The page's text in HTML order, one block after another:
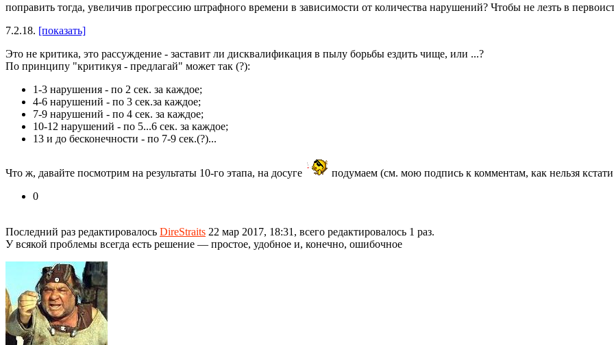
поправить тогда, увеличив прогрессию штрафного времени в зависимости от количества нарушений? Чтобы не лезть в
7.2.18. [показать]
Это не критика, это рассуждение - заставит ли дисквалификация в пылу борьбы ездить чище, или ...?
По принципу "критикуя - предлагай" может так (?):
1-3 нарушения - по 2 сек. за каждое;
4-6 нарушений - по 3 сек.за каждое;
7-9 нарушений - по 4 сек. за каждое;
10-12 нарушений - по 5...6 сек. за каждое;
13 и до бесконечности - по 7-9 сек.(?)...
Что ж, давайте посмотрим на результаты 10-го этапа, на досуге подумаем (см. мою подпись к комментам, как нельзя кстати
0
Последний раз редактировалось DireStraits 22 мар 2017, 18:31, всего редактировалось 1 раз.
У всякой проблемы всегда есть решение — про­стое, удобное и, конечно, ошибочное